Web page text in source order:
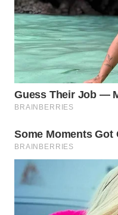
WN
BOGOR
WN
WN
UTARA
WN
SAMOSIR